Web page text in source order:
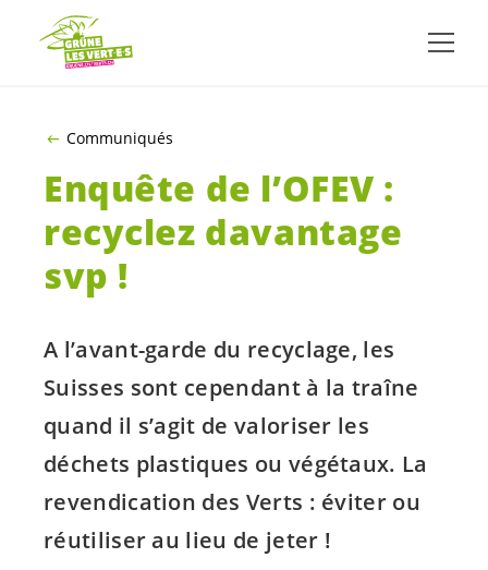
ALLER AU CONTENU PRINCIPAL
Communiqués
Enquête de l’OFEV :
recyclez davantage
svp !
A l’avant-garde du recyclage, les
Suisses sont cependant à la traîne
quand il s’agit de valoriser les
déchets plastiques ou végétaux. La
revendication des Verts : éviter ou
réutiliser au lieu de jeter !